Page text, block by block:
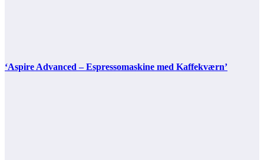
‘Aspire Advanced – Espressomaskine med Kaffekværn’